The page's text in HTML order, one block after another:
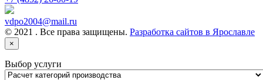
vdpo2004@mail.ru
© 2021 . Все права защищены. Разработка сайтов в Ярославле
×
Выбор услуги